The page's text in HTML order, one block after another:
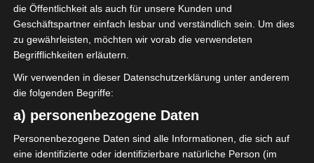
AS Gabès
die Öffentlichkeit als auch für unsere Kunden und
Geschäftspartner einfach lesbar und verständlich sein. Um dies
zu gewährleisten, möchten wir vorab die verwendeten
Begrifflichkeiten erläutern.
Wir verwenden in dieser Datenschutzerklärung unter anderem
die folgenden Begriffe:
a) personenbezogene Daten
Personenbezogene Daten sind alle Informationen, die sich auf
eine identifizierte oder identifizierbare natürliche Person (im